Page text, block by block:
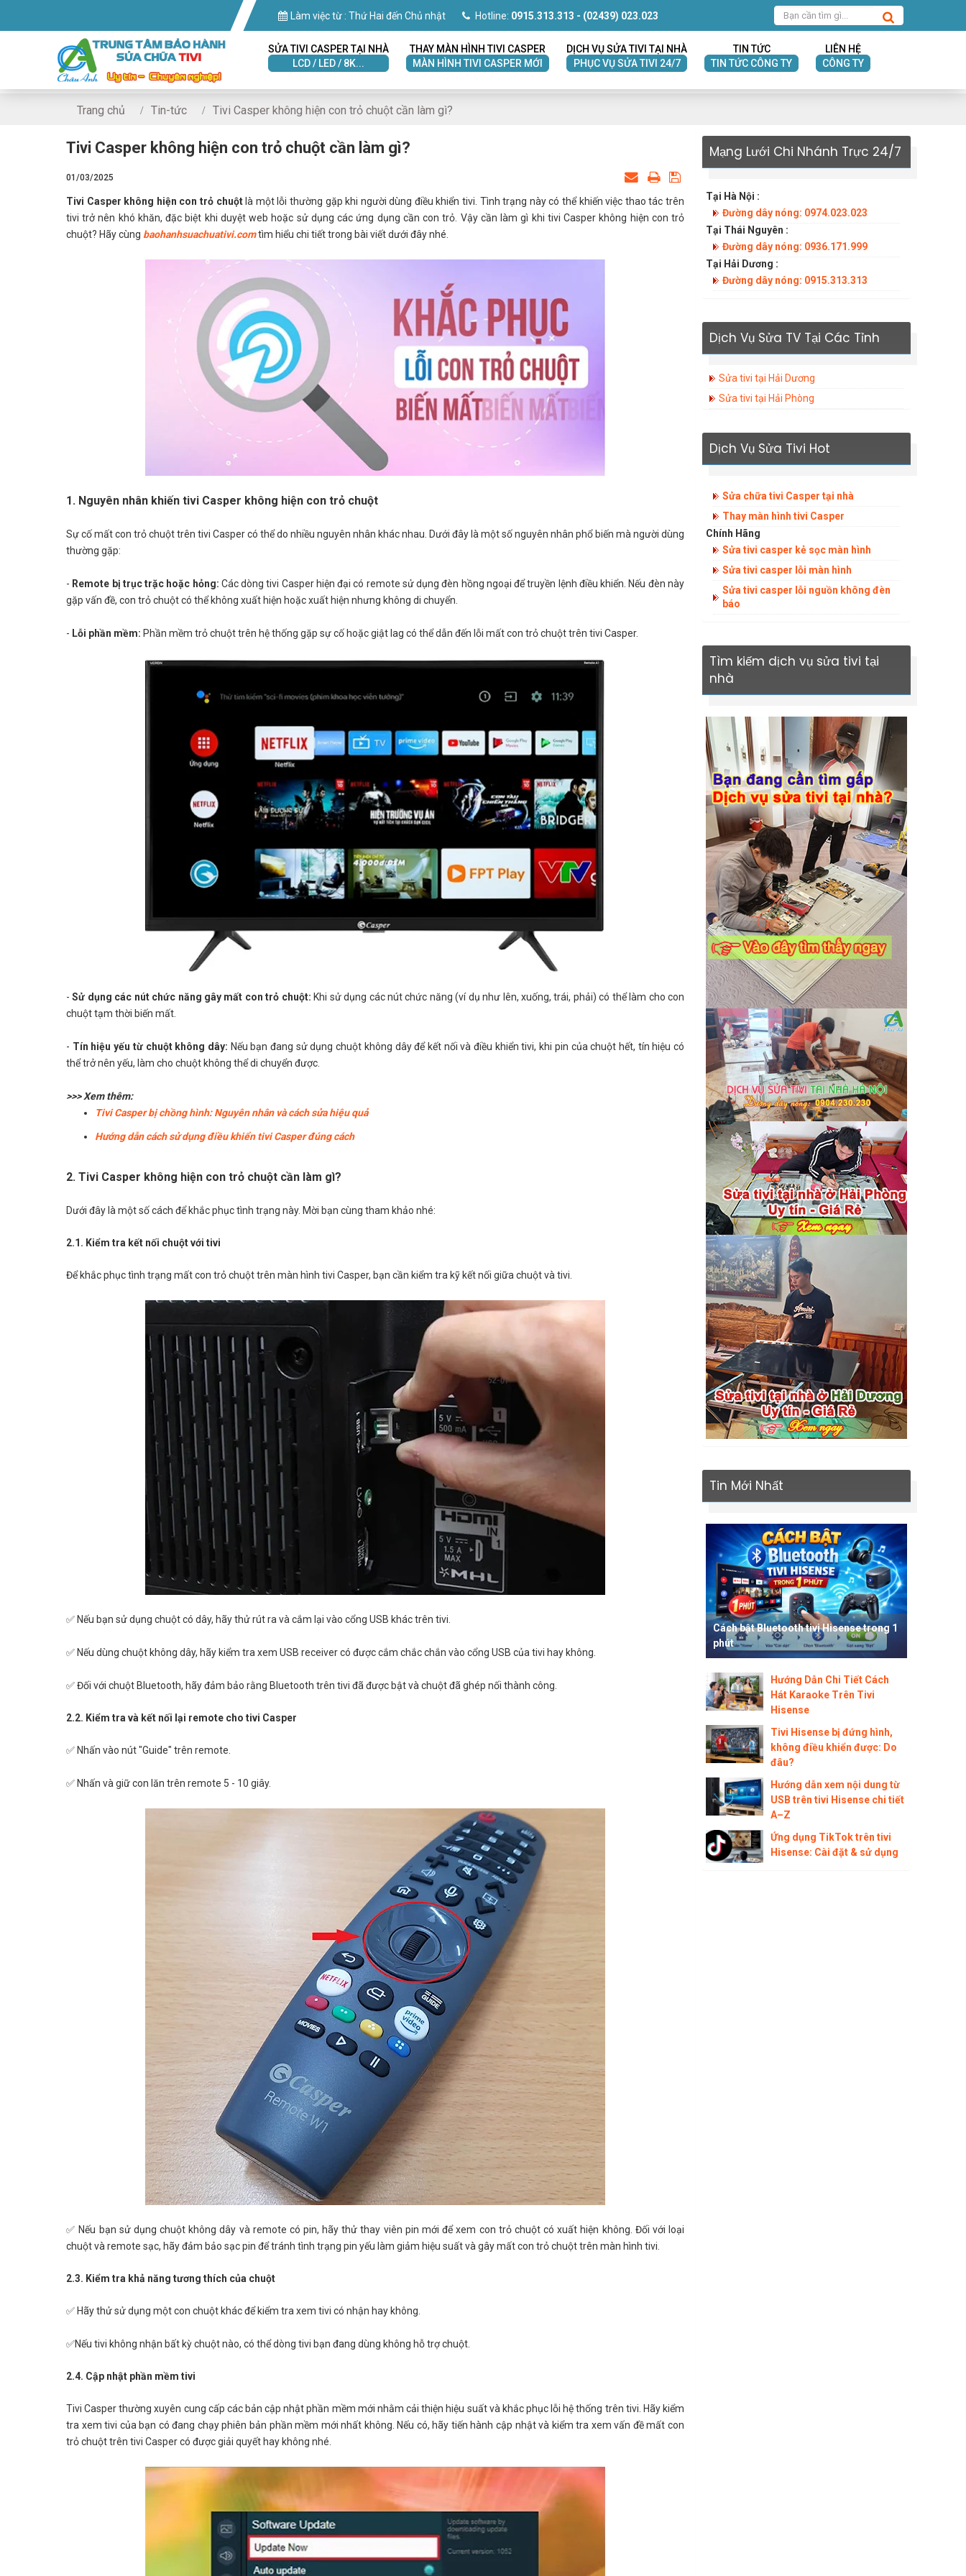
Làm việc từ : Thứ Hai đến Chủ nhật Hotline: 0915.313.313 - (02439) 023.023
SỬA TIVI CASPER TẠI NHÀ
LCD / LED / 8K...
THAY MÀN HÌNH TIVI CASPER
MÀN HÌNH TIVI CASPER MỚI
DỊCH VỤ SỬA TIVI TẠI NHÀ
PHỤC VỤ SỬA TIVI 24/7
TIN TỨC
TIN TỨC CÔNG TY
LIÊN HỆ
CÔNG TY
Trang chủ Tin-tức Tivi Casper không hiện con trỏ chuột cần làm gì?
Tivi Casper không hiện con trỏ chuột cần làm gì?
01/03/2025
Tivi Casper không hiện con trỏ chuộtlà một lỗi thường gặp khi người dùng điều khiển tivi. Tình trạng này có thể khiến việc thao tác trên
tivi trở nên khó khăn, đặc biệt khi duyệt web hoặc sử dụng các ứng dụng cần con trỏ. Vậy cần làm gì khi tivi Casper không hiện con trỏ
chuột? Hãy cùng baohanhsuachuativi.comtìm hiểu chi tiết trong bài viết dưới đây nhé.
1. Nguyên nhân khiến tivi Casper không hiện con trỏ chuột
Sự cố mất con trỏ chuột trên tivi Casper có thể do nhiều nguyên nhân khác nhau. Dưới đây là một số nguyên nhân phổ biến mà người dùng
thường gặp:
- Remote bị trục trặc hoặc hỏng: Các dòng tivi Casper hiện đại có remote sử dụng đèn hồng ngoại để truyền lệnh điều khiển. Nếu đèn này
gặp vấn đề, con trỏ chuột có thể không xuất hiện hoặc xuất hiện nhưng không di chuyển.
- Lỗi phần mềm: Phần mềm trỏ chuột trên hệ thống gặp sự cố hoặc giật lag có thể dẫn đến lỗi mất con trỏ chuột trên tivi Casper.
-Sử dụng các nút chức năng gây mất con trỏ chuột: Khi sử dụng các nút chức năng (ví dụ như lên, xuống, trái, phải) có thể làm cho con
chuột tạm thời biến mất.
- Tín hiệu yếu từ chuột không dây: Nếu bạn đang sử dụng chuột không dây để kết nối và điều khiển tivi, khi pin của chuột hết, tín hiệu có
thể trở nên yếu, làm cho chuột không thể di chuyển được.
>>> Xem thêm:
Tivi Casper bị chồng hình: Nguyên nhân và cách sửa hiệu quả
Hướng dẫn cách sử dụng điều khiển tivi Casper đúng cách
2. Tivi Casper không hiện con trỏ chuột cần làm gì?
Dưới đây là một số cách để khắc phục tình trạng này. Mời bạn cùng tham khảo nhé:
2.1. Kiểm tra kết nối chuột với tivi
Để khắc phục tình trạng mất con trỏ chuột trên màn hình tivi Casper, bạn cần kiểm tra kỹ kết nối giữa chuột và tivi.
✅ Nếu bạn sử dụng chuột có dây, hãy thử rút ra và cắm lại vào cổng USB khác trên tivi.
✅ Nếu dùng chuột không dây, hãy kiểm tra xem USB receiver có được cắm chắc chắn vào cổng USB của tivi hay không.
✅ Đối với chuột Bluetooth, hãy đảm bảo rằng Bluetooth trên tivi đã được bật và chuột đã ghép nối thành công.
2.2. Kiểm tra và kết nối lại remote cho tivi Casper
✅ Nhấn vào nút "Guide" trên remote.
✅ Nhấn và giữ con lăn trên remote 5 - 10 giây.
✅ Nếu bạn sử dụng chuột không dây và remote có pin, hãy thử thay viên pin mới để xem con trỏ chuột có xuất hiện không. Đối với loại
chuột và remote sạc, hãy đảm bảo sạc pin để tránh tình trạng pin yếu làm giảm hiệu suất và gây mất con trỏ chuột trên màn hình tivi.
2.3. Kiểm tra khả năng tương thích của chuột
✅ Hãy thử sử dụng một con chuột khác để kiểm tra xem tivi có nhận hay không.
✅Nếu tivi không nhận bất kỳ chuột nào, có thể dòng tivi bạn đang dùng không hỗ trợ chuột.
2.4. Cập nhật phần mềm tivi
Tivi Casper thường xuyên cung cấp các bản cập nhật phần mềm mới nhằm cải thiện hiệu suất và khắc phục lỗi hệ thống trên tivi. Hãy kiểm
tra xem tivi của bạn có đang chạy phiên bản phần mềm mới nhất không. Nếu có, hãy tiến hành cập nhật và kiểm tra xem vấn đề mất con
trỏ chuột trên tivi Casper có được giải quyết hay không nhé.
Mạng Lưới Chi Nhánh Trực 24/7
Tại Hà Nội :
Đường dây nóng: 0974.023.023
Tại Thái Nguyên :
Đường dây nóng: 0936.171.999
Tại Hải Dương :
Đường dây nóng: 0915.313.313
Dịch Vụ Sửa TV Tại Các Tỉnh
Sửa tivi tại Hải Dương
Sửa tivi tại Hải Phòng
Dịch Vụ Sửa Tivi Hot
Sửa chữa tivi Casper tại nhà
Thay màn hình tivi Casper
Chính Hãng
Sửa tivi casper kẻ sọc màn hình
Sửa tivi casper lỗi màn hình
Sửa tivi casper lỗi nguồn không đèn
báo
Tìm kiếm dịch vụ sửa tivi tại
nhà
Tin Mới Nhất
Cách bật Bluetooth tivi Hisense trong 1
phút
Hướng Dẫn Chi Tiết Cách
Hát Karaoke Trên Tivi
Hisense
Tivi Hisense bị đứng hình,
không điều khiển được: Do
đâu?
Hướng dẫn xem nội dung từ
USB trên tivi Hisense chi tiết
A–Z
Ứng dụng TikTok trên tivi
Hisense: Cài đặt & sử dụng